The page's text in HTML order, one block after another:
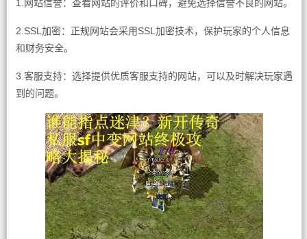
1.网站信誉：查看网站的评价和口碑，避免选择信誉不良的网站。
2.SSL加密：正规网站会采用SSL加密技术，保护玩家的个人信息
和财务安全。
3.客服支持：选择提供优质客服支持的网站，可以及时解决玩家遇
到的问题。